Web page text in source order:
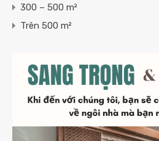
300 – 500 m²
Trên 500 m²